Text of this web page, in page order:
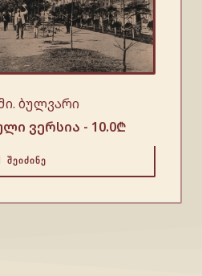
ბულვარი
ვერსია - 10.0₾
ᲨᲔᲘᲫᲘᲜᲔ